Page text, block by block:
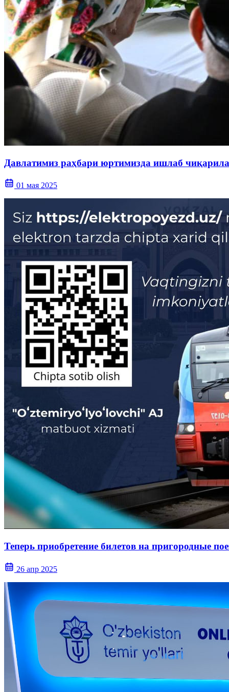
Давлатимиз раҳбари юртимизда ишлаб
01 мая 2025
Теперь приобретение билетов на пригородные
26 апр 2025